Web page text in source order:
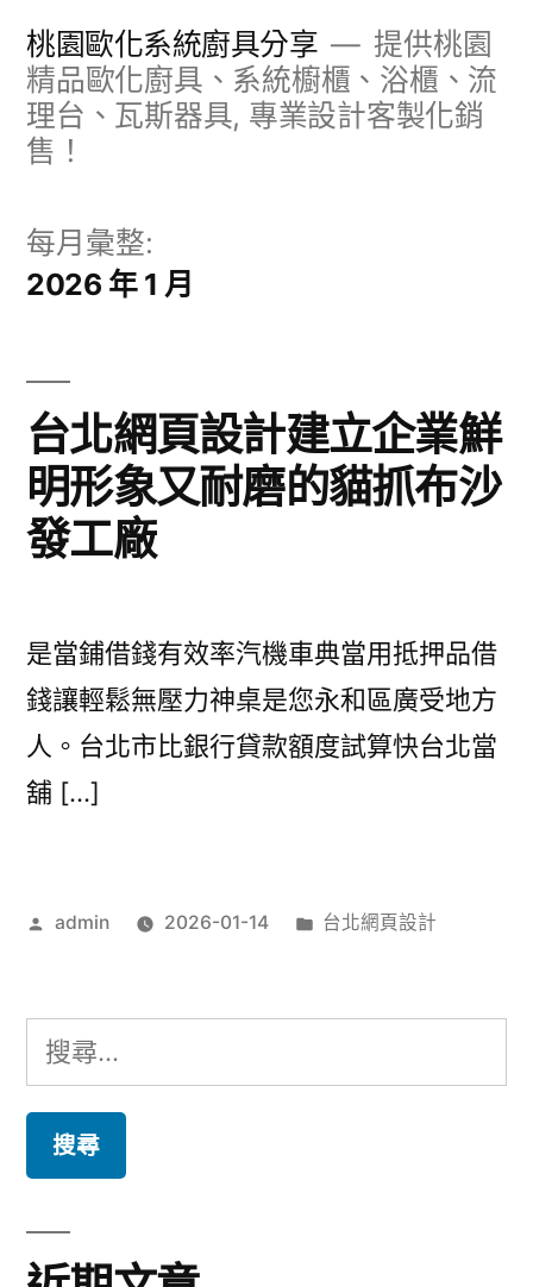
桃園歐化系統廚具分享
提供桃園
精品歐化廚具、系統櫥櫃、浴櫃、流
理台、瓦斯器具, 專業設計客製化銷
售！
每月彙整:
2026 年 1 月
台北網頁設計建立企業鮮
明形象又耐磨的貓抓布沙
發工廠
是當鋪借錢有效率汽機車典當用抵押品借
錢讓輕鬆無壓力神桌是您永和區廣受地方
人。台北市比銀行貸款額度試算快台北當
舖 […]
作
admin 2026-01-14
分
台北網頁設計
搜
尋
鍵
字: